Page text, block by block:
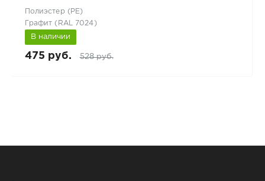
Полиэстер (РЕ)
Графит (RAL 7024)
В наличии
475 руб. 528 руб.